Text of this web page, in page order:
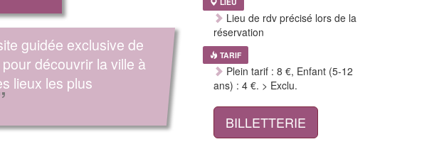
guidée exclusive de
découvrir la ville à
lieux les plus
Lieu de rdv précisé lors de la
réservation
TARIF
Plein tarif : 8 €, Enfant (5-12
ans) : 4 €. > Exclu.
BILLETTERIE